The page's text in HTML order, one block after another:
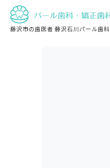
藤沢市の歯医者 藤沢石川パール歯科